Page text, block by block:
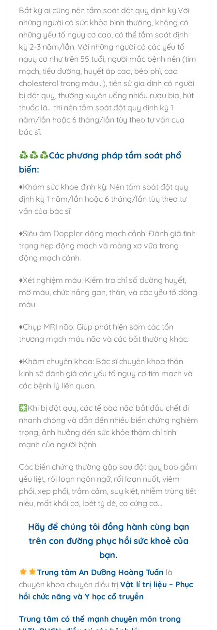
Bất kỳ ai cũng nên tầm soát đột quỵ định kỳ.Với
những người có sức khỏe bình thường, không có
những yếu tố nguy cơ cao, có thể tầm soát định
kỳ 2-3 năm/lần. Với những người có các yếu tố
nguy cơ như trên 55 tuổi, người mắc bệnh nền (tim
mạch, tiểu đường, huyết áp cao, béo phì, cao
cholesterol trong máu…), tiền sử gia đình có người
bị đột quỵ, thường xuyên uống nhiều rượu bia, hút
thuốc lá… thì nên tầm soát đột quỵ định kỳ 1
năm/lần hoặc 6 tháng/lần tùy theo tư vấn của
bác sĩ.
Các phương pháp tầm soát phổ
biến:
♦️Khám sức khỏe định kỳ: Nên tầm soát đột quỵ
định kỳ 1 năm/lần hoặc 6 tháng/lần tùy theo tư
vấn của bác sĩ.
♦️Siêu âm Doppler động mạch cảnh: Đánh giá tình
trạng hẹp động mạch và mảng xơ vữa trong
động mạch cảnh.
♦️Xét nghiệm máu: Kiểm tra chỉ số đường huyết,
mỡ máu, chức năng gan, thận, và các yếu tố đông
máu.
♦️Chụp MRI não: Giúp phát hiện sớm các tổn
thương mạch máu não và các bất thường khác.
♦️Khám chuyên khoa: Bác sĩ chuyên khoa thần
kinh sẽ đánh giá các yếu tố nguy cơ tim mạch và
các bệnh lý liên quan.
Khi bị đột quỵ, các tế bào não bắt đầu chết đi
nhanh chóng và dẫn đến nhiều biến chứng nghiêm
trọng, ảnh hưởng đến sức khỏe thậm chí tính
mạnh của người bệnh.
Các biến chứng thường gặp sau đột quỵ bao gồm
yếu liệt, rối loạn ngôn ngữ, rối loạn nuốt, viêm
phổi, xẹp phổi, trầm cảm, suy kiệt, nhiễm trùng tiết
niệu, mất khối cơ, loét tỳ đè, co cứng cơ…
Hãy để chúng tôi đồng hành cùng bạn
trên con đường phục hồi sức khoẻ của
bạn.
Trung tâm An Dưỡng Hoàng Tuấn là
chuyên khoa chuyên điều trị Vật lí trị liệu – Phục
hồi chức năng và Y học cổ truyền .
Trung tâm có thế mạnh chuyên môn trong